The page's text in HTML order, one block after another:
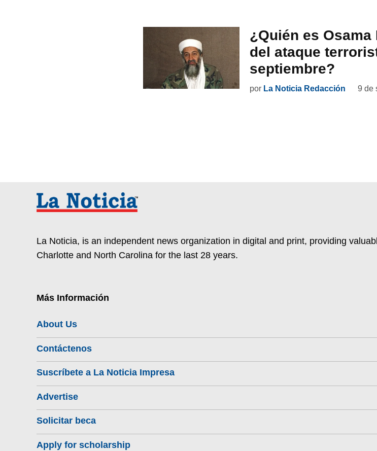
¿Quién es
del ataque
septiembre?
por La Noticia Redacción 9 de
La Noticia, is an independent news organization in digital and print, providing
Charlotte and North Carolina for the last 28 years.
Más Información
About Us
Contáctenos
Suscríbete a La Noticia Impresa
Advertise
Solicitar beca
Apply for scholarship